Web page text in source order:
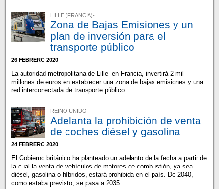
LILLE (FRANCIA)-
Zona de Bajas Emisiones y un
plan de inversión para el
transporte público
26 FEBRERO 2020
La autoridad metropolitana de Lille, en Francia, invertirá 2 mil
millones de euros en establecer una zona de bajas emisiones y una
red interconectada de transporte público.
REINO UNIDO-
Adelanta la prohibición de venta
de coches diésel y gasolina
24 FEBRERO 2020
El Gobierno británico ha planteado un adelanto de la fecha a partir de
la cual la venta de vehículos de motores de combustión, ya sea
diésel, gasolina o híbridos, estará prohibida en el país. De 2040,
como estaba previsto, se pasa a 2035.